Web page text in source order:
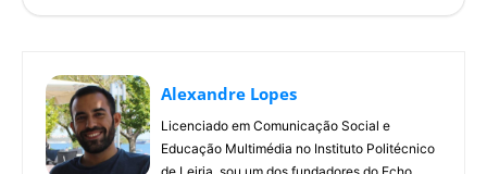
Alexandre Lopes
Licenciado em Comunicação Social e
Educação Multimédia no Instituto Politécnico